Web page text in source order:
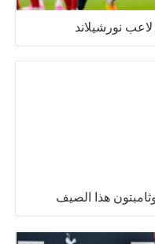
نورشيلاند
هذا الصيف